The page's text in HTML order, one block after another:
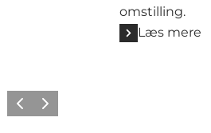
omstilling.
Læs mere
ForrigeNæste